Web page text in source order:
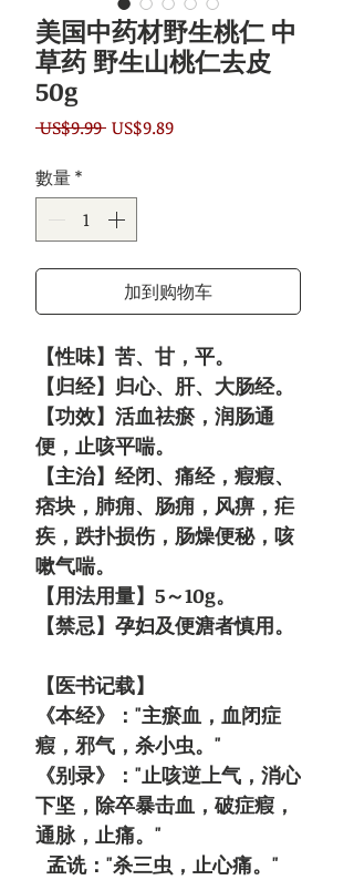
美国中药材野生桃仁 中
草药 野生山桃仁去皮
50g
US$9.99 一
格
US$9.89促
數量*
加到购物车
【性味】苦、甘，平。
【归经】归心、肝、大肠经。
【功效】活血祛瘀，润肠通
便，止咳平喘。
【主治】经闭、痛经，瘕瘕、
痞块，肺痈、肠痈，风痹，疟
疾，跌扑损伤，肠燥便秘，咳
嗽气喘。
【用法用量】5～10g。
【禁忌】孕妇及便溏者慎用。
【医书记载】
《本经》："主瘀血，血闭症
瘕，邪气，杀小虫。"
《别录》："止咳逆上气，消心
下坚，除卒暴击血，破症瘕，
通脉，止痛。"
孟诜："杀三虫，止心痛。"